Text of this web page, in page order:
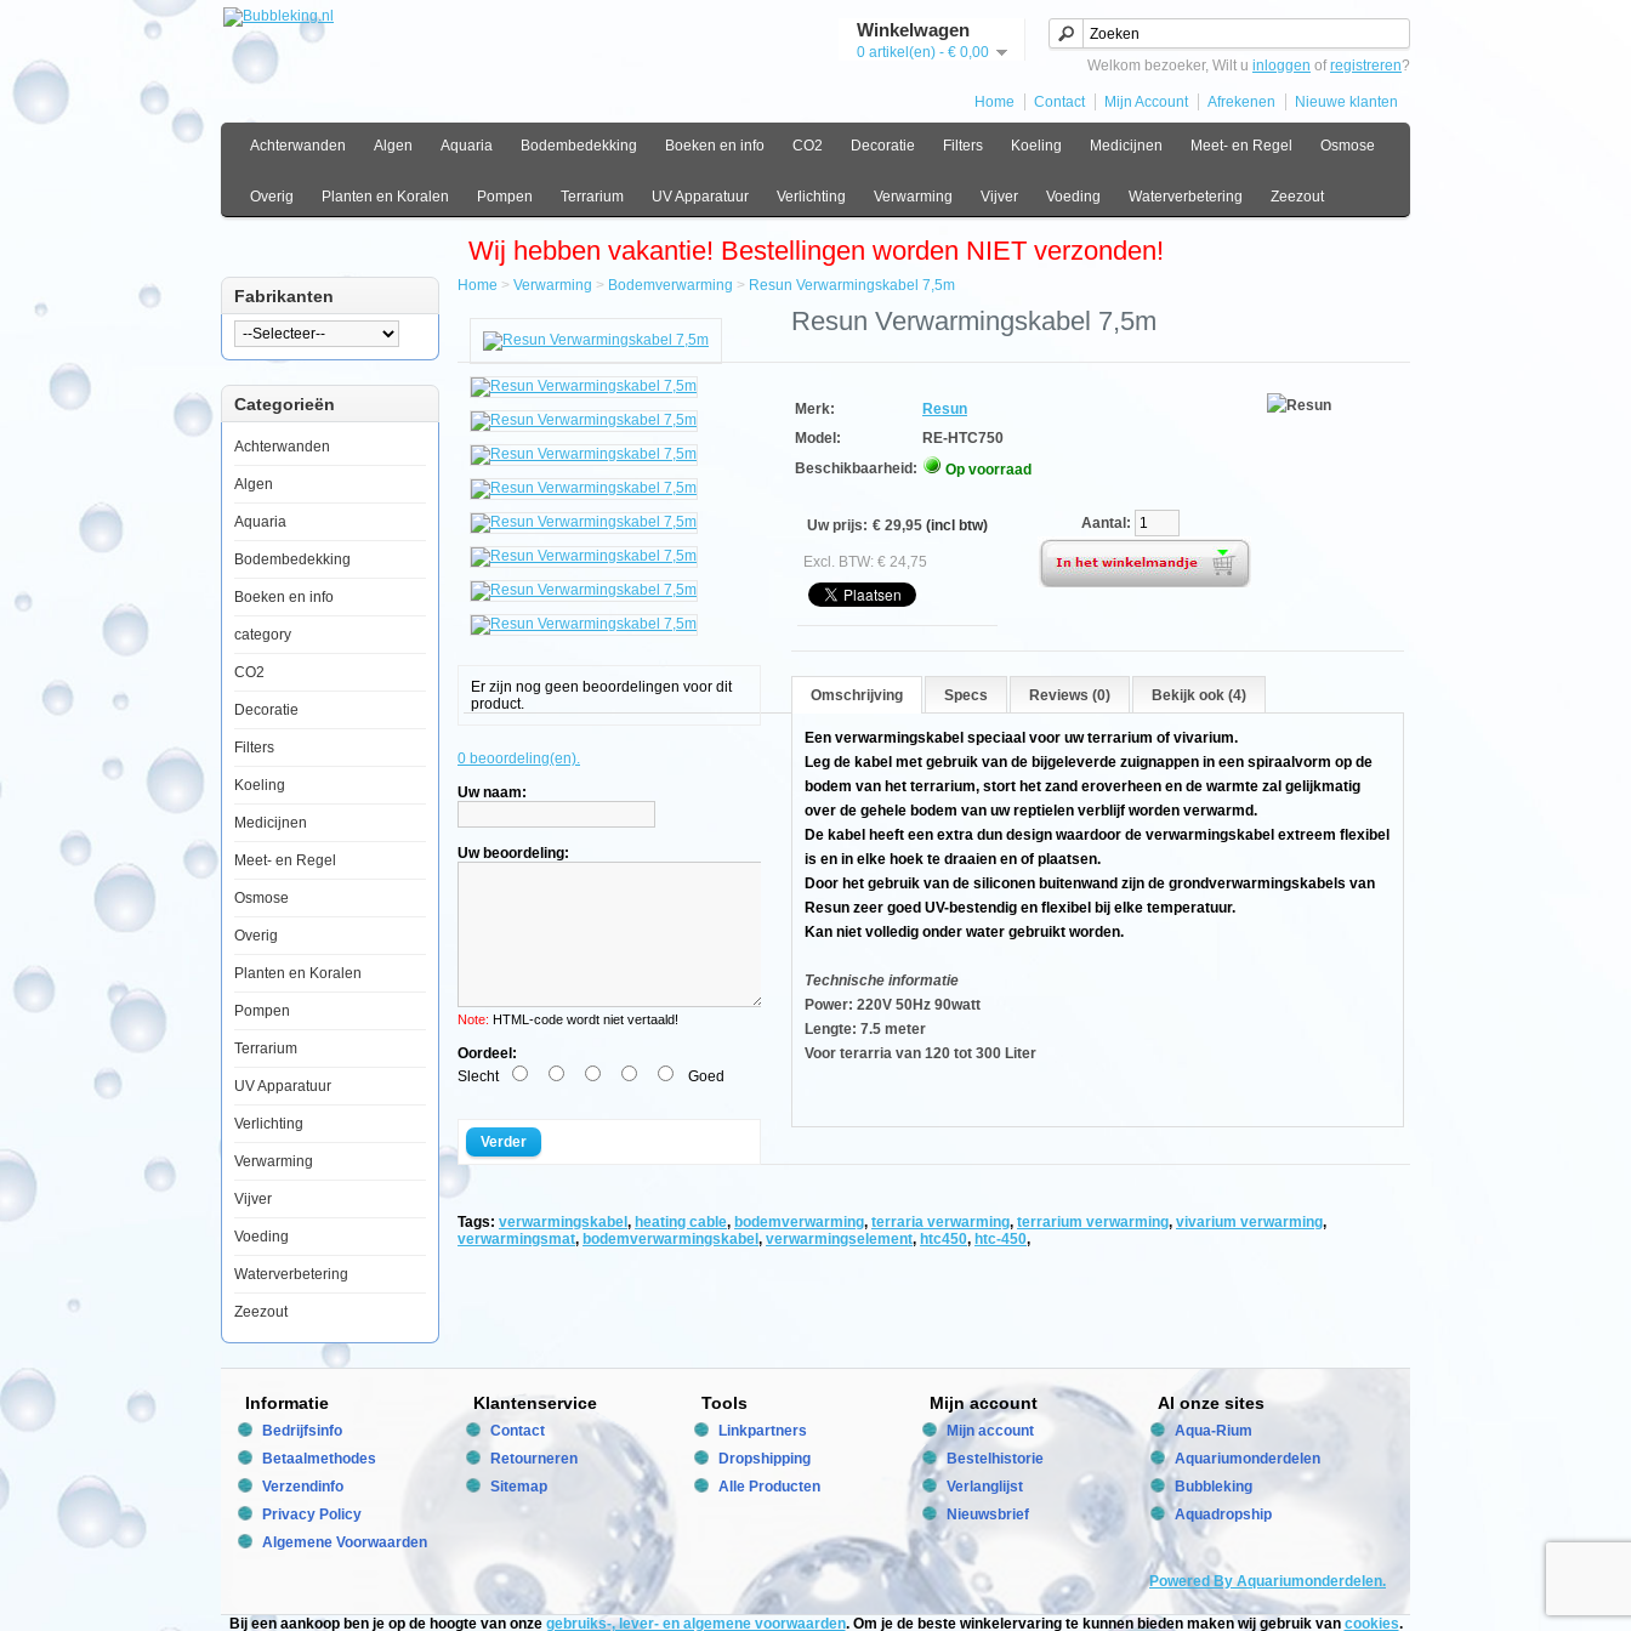
Winkelwagen
0 artikel(en) - € 0,00
Welkom bezoeker, Wilt u inloggen ofregistreren?
Home Contact Mijn Account Afrekenen Nieuwe klanten
Achterwanden Algen Aquaria Bodembedekking Boeken en info CO2 Decoratie Filters Koeling Medicijnen Meet- en Regel Osmose
Overig Planten en Koralen Pompen Terrarium UV Apparatuur Verlichting Verwarming Vijver Voeding Waterverbetering Zeezout
Wij hebben vakantie! Bestellingen worden NIET verzonden!
Fabrikanten
Categorieën
Achterwanden
Algen
Aquaria
Bodembedekking
Boeken en info
category
CO2
Decoratie
Filters
Koeling
Medicijnen
Meet- en Regel
Osmose
Overig
Planten en Koralen
Pompen
Terrarium
UV Apparatuur
Verlichting
Verwarming
Vijver
Voeding
Waterverbetering
Zeezout
Verwarming
Bodemverwarming
Resun
Verwarmingskabel
7,5m
Resun
Verwarmingskabel
7,5m
verwarmingskabel
uw
terrarium
of
de
met
van
de
bijgeleverde
het
stort
het
zand
de
warmte
zal
gelijkmatig
de
gehele
De
heeft
een
extra
dun
design
waardoor
flexibel
in
Home > Verwarming > Bodemverwarming > Resun Verwarmingskabel 7,5m
Er zijn nog geen beoordelingen voor dit
product.
0 beoordeling(en).
Uw naam:
Uw beoordeling:
Note: HTML-code wordt niet vertaald!
Oordeel:
Slecht
Goed
Verder
Resun Verwarmingskabel 7,5m
Merk:
Resun
Model:
RE-HTC750
Beschikbaarheid:
Op voorraad
Uw prijs: € 29,95 (incl btw)
Excl. BTW: € 24,75
Aantal:
Omschrijving Specs Reviews (0) Bekijk ook (4)
Een verwarmingskabel speciaal voor uw terrarium of vivarium.
Leg de kabel met gebruik van de bijgeleverde zuignappen in een spiraalvorm op de
bodem van het terrarium, stort het zand eroverheen en de warmte zal gelijkmatig
over de gehele bodem van uw reptielen verblijf worden verwarmd.
De kabel heeft een extra dun design waardoor de verwarmingskabel extreem flexibel
is en in elke hoek te draaien en of plaatsen.
Door het gebruik van de siliconen buitenwand zijn de grondverwarmingskabels van
Resun zeer goed UV-bestendig en flexibel bij elke temperatuur.
Kan niet volledig onder water gebruikt worden.
Technische informatie
Power: 220V 50Hz 90watt
Lengte: 7.5 meter
Voor terarria van 120 tot 300 Liter
Tags: verwarmingskabel , heating cable, bodemverwarming, terraria verwarming, terrarium verwarming, vivarium verwarming,
verwarmingsmat, bodemverwarmingskabel , verwarmingselement, htc450, htc-450,
Informatie
Bedrijfsinfo
Betaalmethodes
Verzendinfo
Privacy Policy
Algemene Voorwaarden
Klantenservice
Contact
Retourneren
Sitemap
Tools
Linkpartners
Dropshipping
Alle Producten
Mijn account
Mijn account
Bestelhistorie
Verlanglijst
Nieuwsbrief
Al onze sites
Aqua-Rium
Aquariumonderdelen
Bubbleking
Aquadropship
Powered By Aquariumonderdelen.
Bij een aankoop ben je op de hoogte van onze gebruiks-, lever- en algemene voorwaarden. Om je de beste winkelervaring te kunnen bieden maken wij gebruik van cookies.